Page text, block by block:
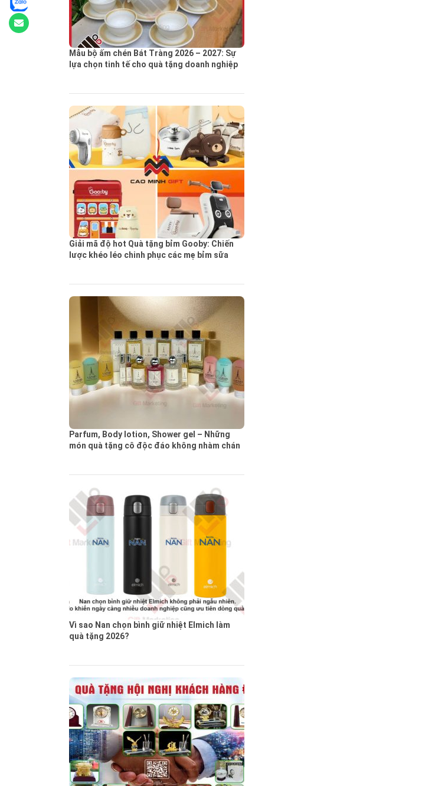
Mẫu bộ ấm chén Bát Tràng 2026 – 2027: Sự
lựa chọn tinh tế cho quà tặng doanh nghiệp
Giải mã độ hot Quà tặng bỉm Gooby: Chiến
lược khéo léo chinh phục các mẹ bỉm sữa
Parfum, Body lotion, Shower gel – Những
món quà tặng cô độc đáo không nhàm chán
Vì sao Nan chọn bình giữ nhiệt Elmich làm
quà tặng 2026?